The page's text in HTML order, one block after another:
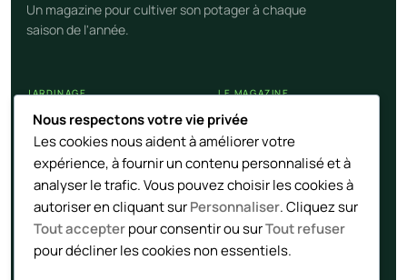
Un magazine pour cultiver son potager à chaque
saison de l'année.
JARDINAGE
Calendrier potager
Cultures et légumes
Techniques naturelles
LE MAGAZINE
Nos articles
Flux RSS
LÉGAL
Nous respectons votre vie privée
Les cookies nous aident à améliorer votre
expérience, à fournir un contenu personnalisé et à
analyser le trafic. Vous pouvez choisir les cookies à
autoriser en cliquant surPersonnaliser. Cliquez sur
Tout accepterpour consentir ou surTout refuser
pour décliner les cookies non essentiels.